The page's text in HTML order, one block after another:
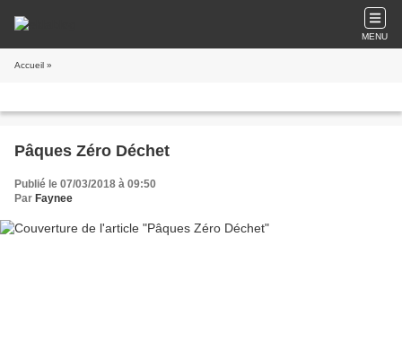
MENU
Accueil »
Pâques Zéro Déchet
Publié le 07/03/2018 à 09:50
Par Faynee